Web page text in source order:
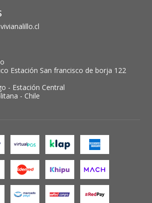
Estación San francisco de borja 122
- Estación Central
- Chile